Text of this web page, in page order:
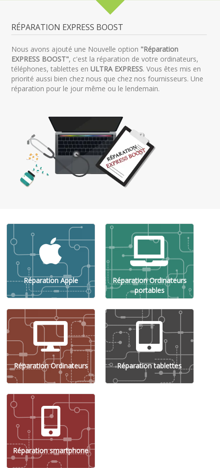
RÉPARATION EXPRESS BOOST
Nous avons ajouté une Nouvelle option "Réparation
EXPRESS BOOST", c'est la réparation de votre ordinateurs,
téléphones, tablettes en ULTRA EXPRESS. Vous êtes mis en
priorité aussi bien chez nous que chez nos fournisseurs. Une
réparation pour le jour même ou le lendemain.
Réparation Apple
Réparation Ordinateurs
portables
Réparation Ordinateurs Réparation tablettes
Réparation smartphone